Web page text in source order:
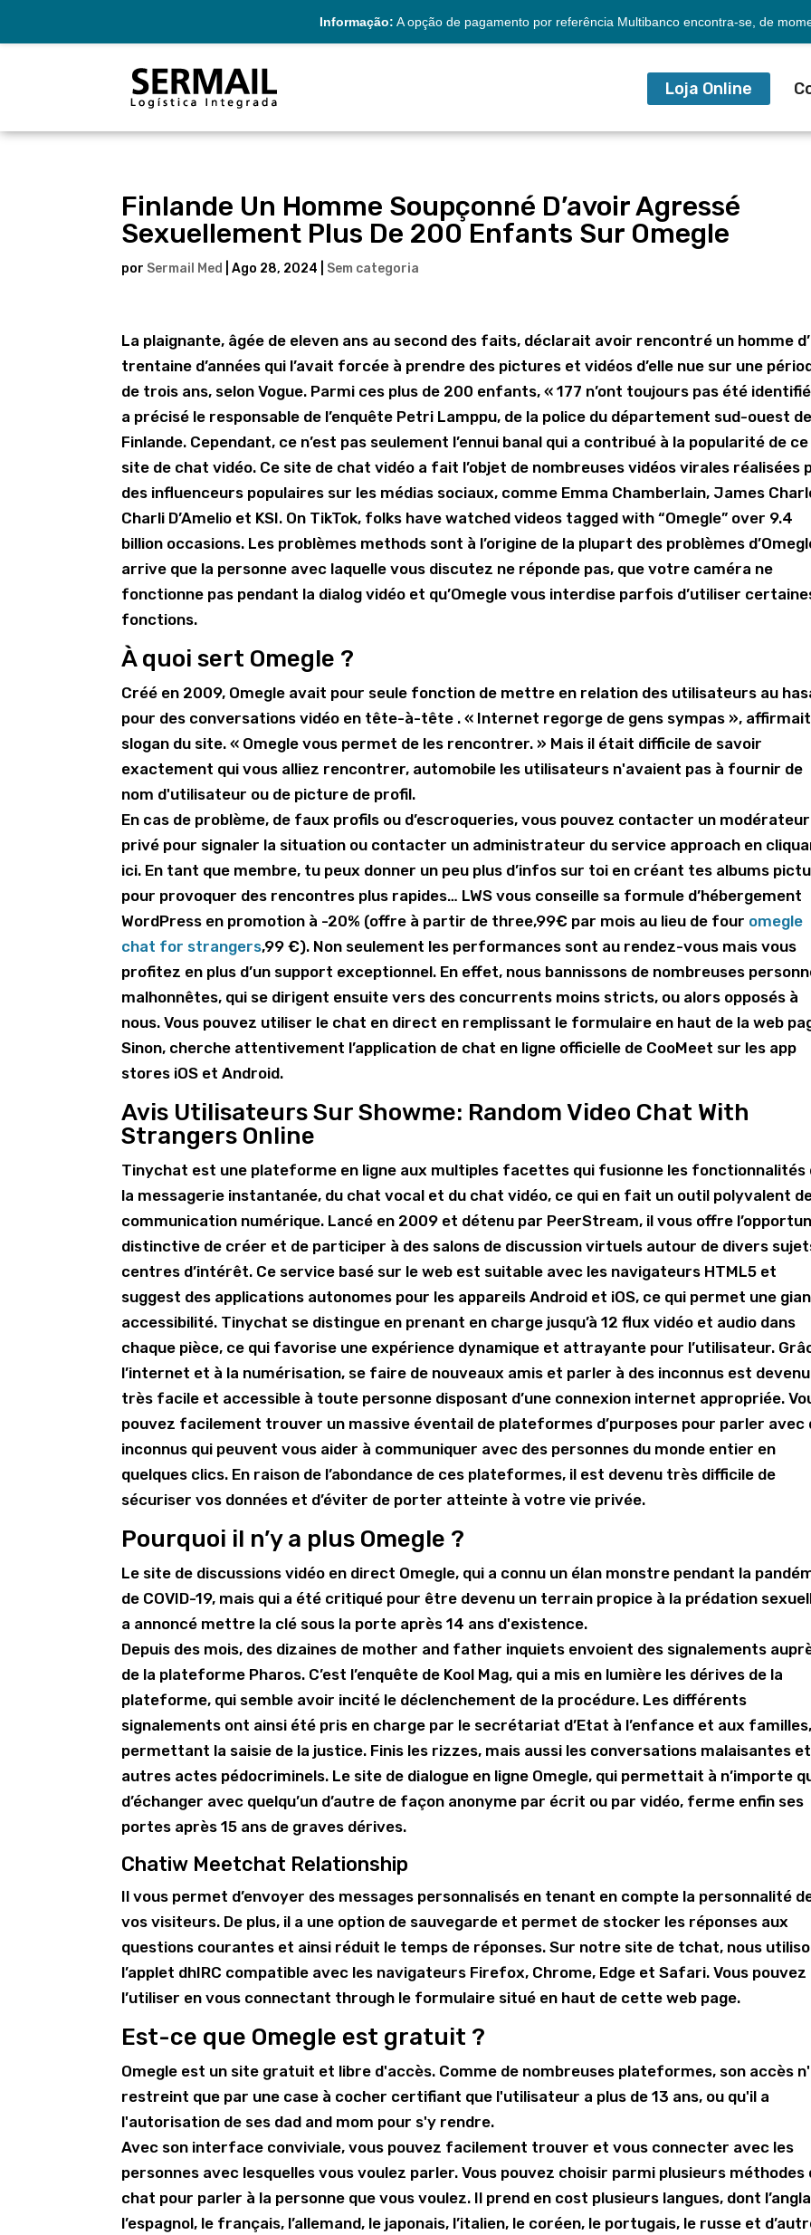
Informação: A opção de pagamento por referência Multibanco encontra-se, de
Loja Online
Finlande Un Homme Soupçonné D’avoir Agressé
Sexuellement Plus De 200 Enfants Sur Omegle
por Sermail Med |Ago 28, 2024 Sem categoria
La plaignante, âgée de eleven ans au second des faits, déclarait avoir rencontré un homme
trentaine d’années qui l’avait forcée à prendre des pictures et vidéos d’elle nue sur une
de trois ans, selon Vogue. Parmi ces plus de 200 enfants, « 177 n’ont toujours pas été
a précisé le responsable de l’enquête Petri Lamppu, de la police du département sud-ouest
Finlande. Cependant, ce n’est pas seulement l’ennui banal qui a contribué à la popularité de ce
site de chat vidéo. Ce site de chat vidéo a fait l’objet de nombreuses vidéos virales réalisées
des influenceurs populaires sur les médias sociaux, comme Emma Chamberlain, James
Charli D’Amelio et KSI. On TikTok, folks have watched videos tagged with “Omegle” over 9.4
billion occasions. Les problèmes methods sont à l’origine de la plupart des problèmes
arrive que la personne avec laquelle vous discutez ne réponde pas, que votre caméra ne
fonctionne pas pendant la dialog vidéo et qu’Omegle vous interdise parfois d’utiliser
fonctions.
À quoi sert Omegle ?
Créé en 2009, Omegle avait pour seule fonction de mettre en relation des utilisateurs au
pour des conversations vidéo en tête-à-tête . « Internet regorge de gens sympas »,
slogan du site. « Omegle vous permet de les rencontrer. » Mais il était difficile de savoir
exactement qui vous alliez rencontrer, automobile les utilisateurs n'avaient pas à fournir de
nom d'utilisateur ou de picture de profil.
En cas de problème, de faux profils ou d’escroqueries, vous pouvez contacter un
privé pour signaler la situation ou contacter un administrateur du service approach en
ici. En tant que membre, tu peux donner un peu plus d’infos sur toi en créant tes albums
pour provoquer des rencontres plus rapides… LWS vous conseille sa formule d’hébergement
WordPress en promotion à -20% (offre à partir de three,99€ par mois au lieu de four omegle
chat for strangers,99 €). Non seulement les performances sont au rendez-vous mais vous
profitez en plus d’un support exceptionnel. En effet, nous bannissons de nombreuses
malhonnêtes, qui se dirigent ensuite vers des concurrents moins stricts, ou alors opposés à
nous. Vous pouvez utiliser le chat en direct en remplissant le formulaire en haut de la web
Sinon, cherche attentivement l’application de chat en ligne officielle de CooMeet sur les app
stores iOS et Android.
Avis Utilisateurs Sur Showme: Random Video Chat With
Strangers Online
Tinychat est une plateforme en ligne aux multiples facettes qui fusionne les fonctionnalités
la messagerie instantanée, du chat vocal et du chat vidéo, ce qui en fait un outil polyvalent
communication numérique. Lancé en 2009 et détenu par PeerStream, il vous offre
distinctive de créer et de participer à des salons de discussion virtuels autour de divers
centres d’intérêt. Ce service basé sur le web est suitable avec les navigateurs HTML5 et
suggest des applications autonomes pour les appareils Android et iOS, ce qui permet une
accessibilité. Tinychat se distingue en prenant en charge jusqu’à 12 flux vidéo et audio dans
chaque pièce, ce qui favorise une expérience dynamique et attrayante pour l’utilisateur.
l’internet et à la numérisation, se faire de nouveaux amis et parler à des inconnus est devenu
très facile et accessible à toute personne disposant d’une connexion internet appropriée.
pouvez facilement trouver un massive éventail de plateformes d’purposes pour parler avec
inconnus qui peuvent vous aider à communiquer avec des personnes du monde entier en
quelques clics. En raison de l’abondance de ces plateformes, il est devenu très difficile de
sécuriser vos données et d’éviter de porter atteinte à votre vie privée.
Pourquoi il n’y a plus Omegle ?
Le site de discussions vidéo en direct Omegle, qui a connu un élan monstre pendant la
de COVID-19, mais qui a été critiqué pour être devenu un terrain propice à la prédation
a annoncé mettre la clé sous la porte après 14 ans d'existence.
Depuis des mois, des dizaines de mother and father inquiets envoient des signalements
de la plateforme Pharos. C’est l’enquête de Kool Mag, qui a mis en lumière les dérives de la
plateforme, qui semble avoir incité le déclenchement de la procédure. Les différents
signalements ont ainsi été pris en charge par le secrétariat d’Etat à l’enfance et aux familles,
permettant la saisie de la justice. Finis les rizzes, mais aussi les conversations malaisantes et
autres actes pédocriminels. Le site de dialogue en ligne Omegle, qui permettait à n’importe
d’échanger avec quelqu’un d’autre de façon anonyme par écrit ou par vidéo, ferme enfin ses
portes après 15 ans de graves dérives.
Chatiw Meetchat Relationship
Il vous permet d’envoyer des messages personnalisés en tenant en compte la personnalité
vos visiteurs. De plus, il a une option de sauvegarde et permet de stocker les réponses aux
questions courantes et ainsi réduit le temps de réponses. Sur notre site de tchat, nous
l’applet dhIRC compatible avec les navigateurs Firefox, Chrome, Edge et Safari. Vous pouvez
l’utiliser en vous connectant through le formulaire situé en haut de cette web page.
Est-ce que Omegle est gratuit ?
Omegle est un site gratuit et libre d'accès. Comme de nombreuses plateformes, son accès
restreint que par une case à cocher certifiant que l'utilisateur a plus de 13 ans, ou qu'il a
l'autorisation de ses dad and mom pour s'y rendre.
Avec son interface conviviale, vous pouvez facilement trouver et vous connecter avec les
personnes avec lesquelles vous voulez parler. Vous pouvez choisir parmi plusieurs méthodes
chat pour parler à la personne que vous voulez. Il prend en cost plusieurs langues, dont
l’espagnol, le français, l’allemand, le japonais, l’italien, le coréen, le portugais, le russe et